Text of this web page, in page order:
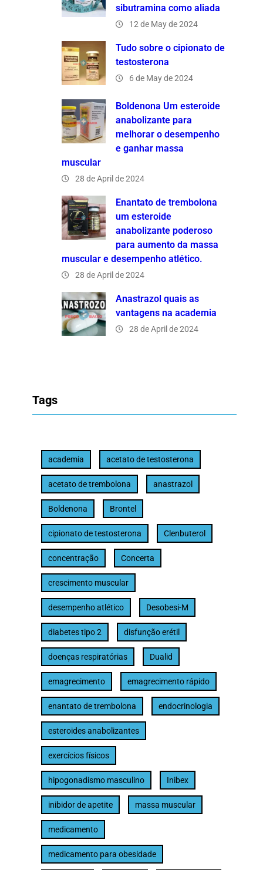
sibutramina como aliada
12 de May de 2024
Tudo sobre o cipionato de
testosterona
6 de May de 2024
Boldenona Um esteroide
anabolizante para
melhorar o desempenho
e ganhar massa
muscular
28 de April de 2024
Enantato de trembolona
um esteroide
anabolizante poderoso
para aumento da massa
muscular e desempenho atlético.
28 de April de 2024
Anastrazol quais as
vantagens na academia
28 de April de 2024
Tags
academia acetato de testosterona
acetato de trembolona anastrazol
Boldenona Brontel
cipionato de testosterona Clenbuterol
concentração Concerta
crescimento muscular
desempenho atlético Desobesi-M
diabetes tipo 2 disfunção erétil
doenças respiratórias Dualid
emagrecimento emagrecimento rápido
enantato de trembolona endocrinologia
esteroides anabolizantes
exercícios físicos
hipogonadismo masculino Inibex
inibidor de apetite massa muscular
medicamento
medicamento para obesidade